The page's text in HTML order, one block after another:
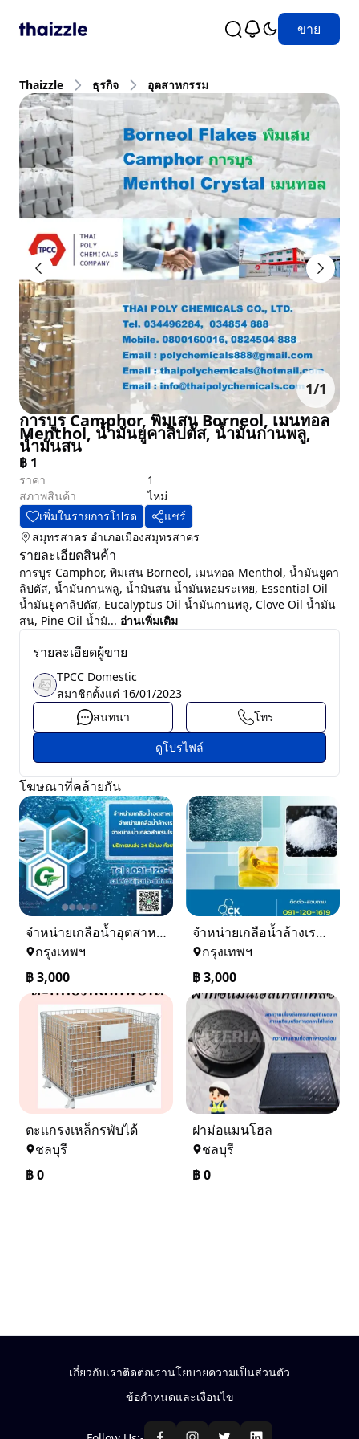
ขาย
Thaizzle ธุรกิจ อุตสาหกรรม
1/1
การบูร Camphor, พิมเสน Borneol, เมนทอล
Menthol, น้ำมันยูคาลิปตัส, น้ำมันกานพลู,
น้ำมันสน
฿ 1
ราคา
1
สภาพสินค้า
ไหม่
เพิ่มในรายการโปรด
แชร์
สมุทรสาคร อำเภอเมืองสมุทรสาคร
รายละเอียดสินค้า
การบูร Camphor, พิมเสน Borneol, เมนทอล Menthol, น้ำมันยูคา
ลิปตัส, น้ำมันกานพลู, น้ำมันสน น้ำมันหอมระเหย, Essential Oil
น้ำมันยูคาลิปตัส, Eucalyptus Oil น้ำมันกานพลู, Clove Oil น้ำมัน
สน, Pine Oil น้ำมั... อ่านเพิ่มเติม
รายละเอียดผู้ขาย
TPCC Domestic
สมาชิกตั้งแต่ 16/01/2023
สนทนา
โทร
ดูโปรไฟล์
โฆษณาที่คล้ายกัน
จำหน่ายเกลือน้ำอุตสาหกรรม เกลือน้ำล้างเรซิ่น
กรุงเทพฯ
฿3,000
จำหน่ายเกลือน้ำล้างเรซิ่น จำหน่ายเกลือน้ำอุตสาหกรรม
กรุงเทพฯ
฿3,000
ตะเเกรงเหล็กรพับได้
ชลบุรี
฿0
ฝาม่อเเมนโฮล
ชลบุรี
฿0
เกี่ยวกับเราติดต่อเรานโยบายความเป็นส่วนตัว
ข้อกำหนดและเงื่อนไข